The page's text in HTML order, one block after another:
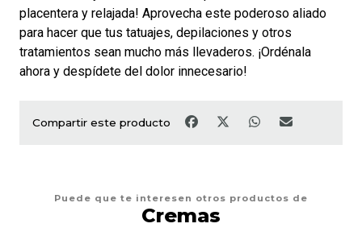
placentera y relajada! Aprovecha este poderoso aliado
para hacer que tus tatuajes, depilaciones y otros
tratamientos sean mucho más llevaderos. ¡Ordénala
ahora y despídete del dolor innecesario!
Compartir este producto
Puede que te interesen otros productos de
Cremas